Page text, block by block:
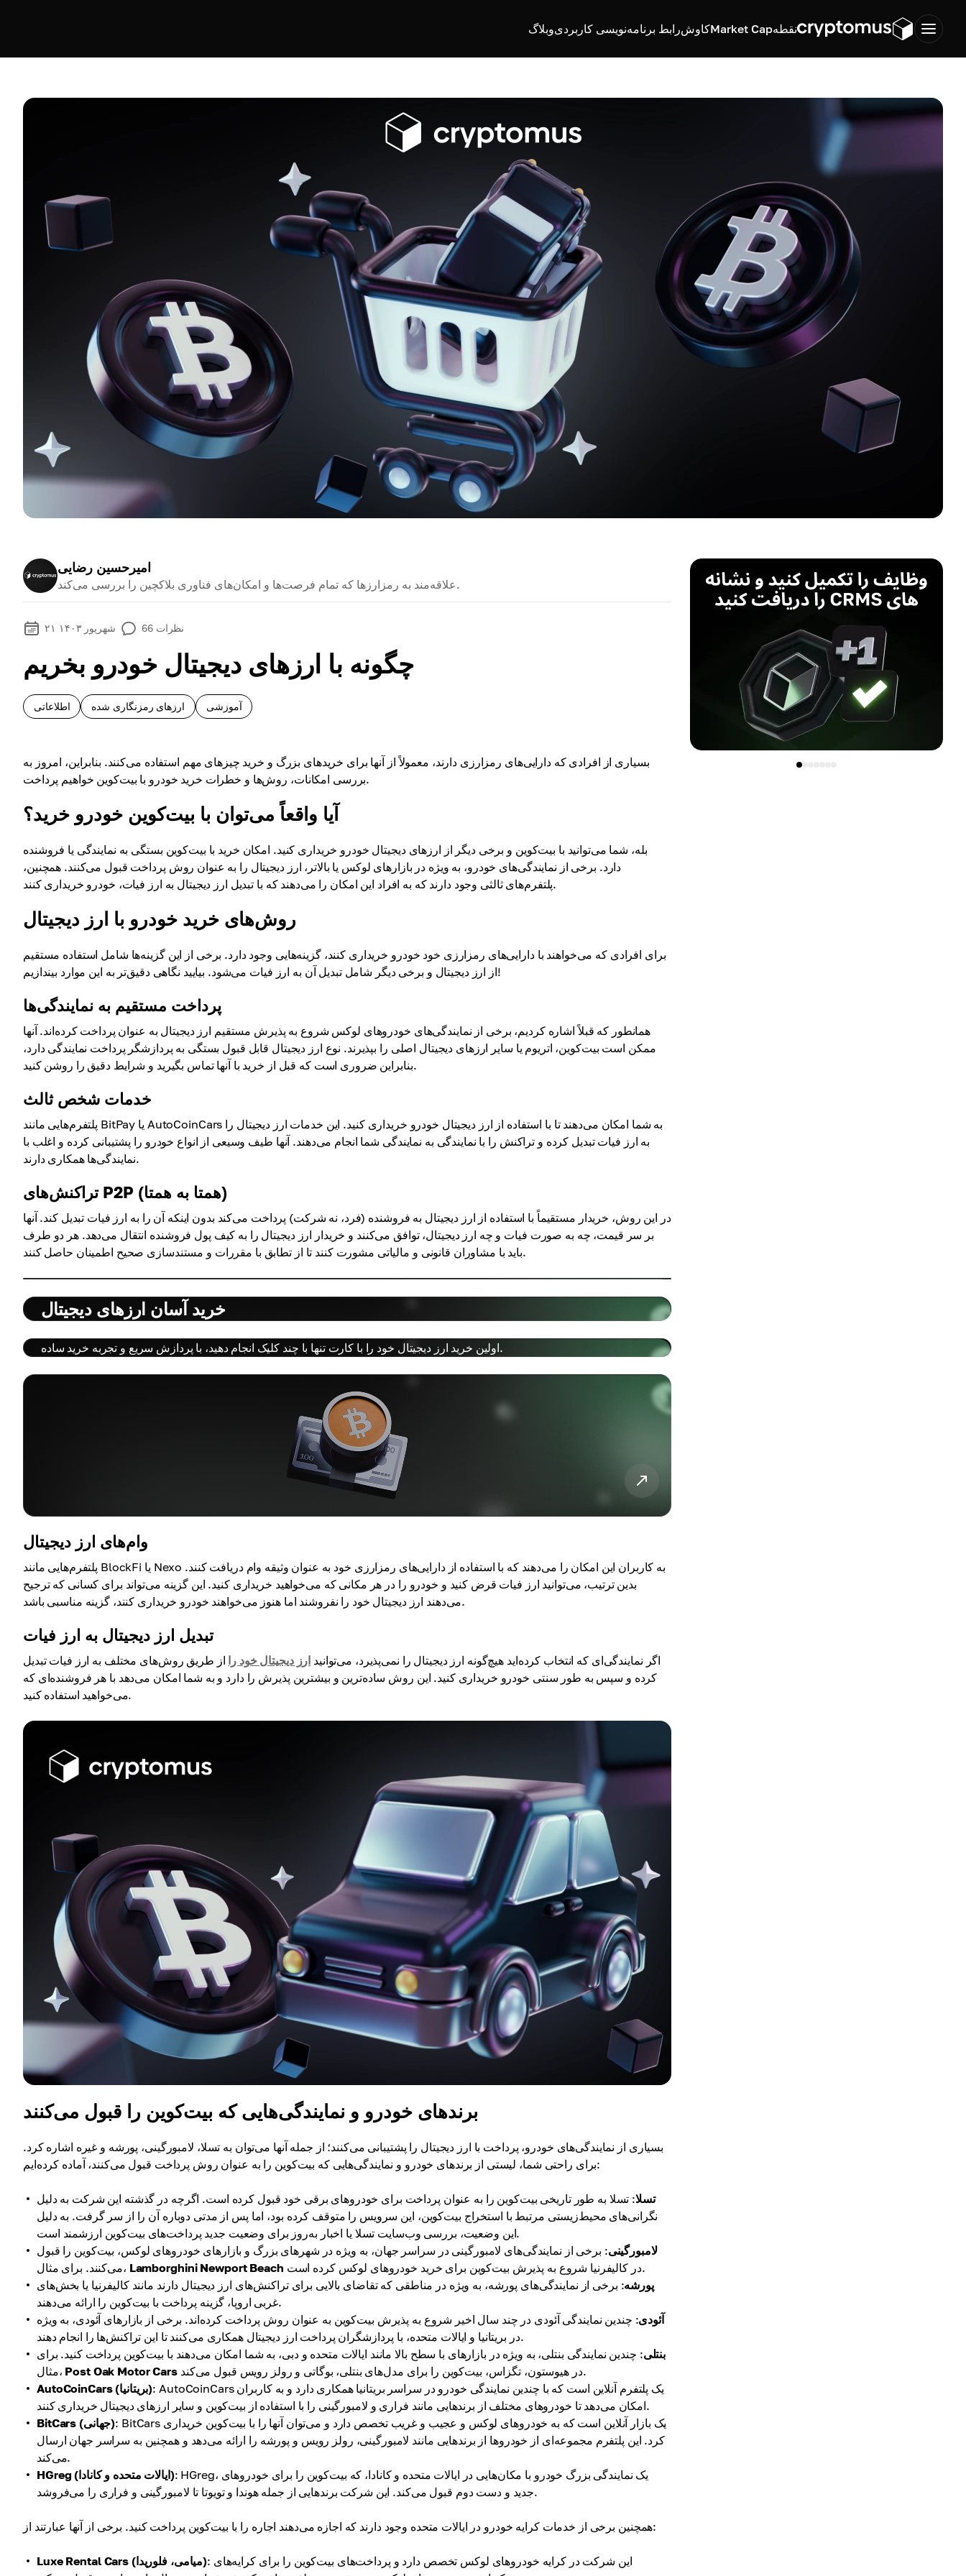
نقطهMarket Capکاوشرابط برنامه‌نویسی کاربردیوبلاگ
امیرحسین رضایی
علاقه‌مند به رمزارزها که تمام فرصت‌ها و امکان‌های فناوری بلاکچین را بررسی می‌کند.
۲۱ شهریور ۱۴۰۳ 66 نظرات
چگونه با ارزهای دیجیتال خودرو بخریم
اطلاعاتی ارزهای رمزنگاری شده آموزشی
بسیاری از افرادی که دارایی‌های رمزارزی دارند، معمولاً از آنها برای خریدهای بزرگ و خرید چیزهای مهم استفاده می‌کنند. بنابراین، امروز به
بررسی امکانات، روش‌ها و خطرات خرید خودرو با بیت‌کوین خواهیم پرداخت.
آیا واقعاً می‌توان با بیت‌کوین خودرو خرید؟
بله، شما می‌توانید با بیت‌کوین و برخی دیگر از ارزهای دیجیتال خودرو خریداری کنید. امکان خرید با بیت‌کوین بستگی به نمایندگی یا فروشنده
دارد. برخی از نمایندگی‌های خودرو، به ویژه در بازارهای لوکس یا بالاتر، ارز دیجیتال را به عنوان روش پرداخت قبول می‌کنند. همچنین،
پلتفرم‌های ثالثی وجود دارند که به افراد این امکان را می‌دهند که با تبدیل ارز دیجیتال به ارز فیات، خودرو خریداری کنند.
روش‌های خرید خودرو با ارز دیجیتال
برای افرادی که می‌خواهند با دارایی‌های رمزارزی خود خودرو خریداری کنند، گزینه‌هایی وجود دارد. برخی از این گزینه‌ها شامل استفاده مستقیم
از ارز دیجیتال و برخی دیگر شامل تبدیل آن به ارز فیات می‌شود. بیایید نگاهی دقیق‌تر به این موارد بیندازیم!
پرداخت مستقیم به نمایندگی‌ها
همانطور که قبلاً اشاره کردیم، برخی از نمایندگی‌های خودروهای لوکس شروع به پذیرش مستقیم ارز دیجیتال به عنوان پرداخت کرده‌اند. آنها
ممکن است بیت‌کوین، اتریوم یا سایر ارزهای دیجیتال اصلی را بپذیرند. نوع ارز دیجیتال قابل قبول بستگی به پردازشگر پرداخت نمایندگی دارد،
بنابراین ضروری است که قبل از خرید با آنها تماس بگیرید و شرایط دقیق را روشن کنید.
خدمات شخص ثالث
پلتفرم‌هایی مانند BitPay یا AutoCoinCars به شما امکان می‌دهند تا با استفاده از ارز دیجیتال خودرو خریداری کنید. این خدمات ارز دیجیتال را
به ارز فیات تبدیل کرده و تراکنش را با نمایندگی به نمایندگی شما انجام می‌دهند. آنها طیف وسیعی از انواع خودرو را پشتیبانی کرده و اغلب با
نمایندگی‌ها همکاری دارند.
تراکنش‌های P2P (همتا به همتا)
در این روش، خریدار مستقیماً با استفاده از ارز دیجیتال به فروشنده (فرد، نه شرکت) پرداخت می‌کند بدون اینکه آن را به ارز فیات تبدیل کند. آنها
بر سر قیمت، چه به صورت فیات و چه ارز دیجیتال، توافق می‌کنند و خریدار ارز دیجیتال را به کیف پول فروشنده انتقال می‌دهد. هر دو طرف
باید با مشاوران قانونی و مالیاتی مشورت کنند تا از تطابق با مقررات و مستندسازی صحیح اطمینان حاصل کنند.
خرید آسان ارزهای دیجیتال
اولین خرید ارز دیجیتال خود را با کارت تنها با چند کلیک انجام دهید، با پردازش سریع و تجربه خرید ساده.
وام‌های ارز دیجیتال
پلتفرم‌هایی مانند BlockFi یا Nexo به کاربران این امکان را می‌دهند که با استفاده از دارایی‌های رمزارزی خود به عنوان وثیقه وام دریافت کنند.
بدین ترتیب، می‌توانید ارز فیات قرض کنید و خودرو را در هر مکانی که می‌خواهید خریداری کنید. این گزینه می‌تواند برای کسانی که ترجیح
می‌دهند ارز دیجیتال خود را نفروشند اما هنوز می‌خواهند خودرو خریداری کنند، گزینه مناسبی باشد.
تبدیل ارز دیجیتال به ارز فیات
اگر نمایندگی‌ای که انتخاب کرده‌اید هیچ‌گونه ارز دیجیتال را نمی‌پذیرد، می‌توانید ارز دیجیتال خود را از طریق روش‌های مختلف به ارز فیات تبدیل
کرده و سپس به طور سنتی خودرو خریداری کنید. این روش ساده‌ترین و بیشترین پذیرش را دارد و به شما امکان می‌دهد با هر فروشنده‌ای که
می‌خواهید استفاده کنید.
برندهای خودرو و نمایندگی‌هایی که بیت‌کوین را قبول می‌کنند
بسیاری از نمایندگی‌های خودرو، پرداخت با ارز دیجیتال را پشتیبانی می‌کنند؛ از جمله آنها می‌توان به تسلا، لامبورگینی، پورشه و غیره اشاره کرد.
برای راحتی شما، لیستی از برندهای خودرو و نمایندگی‌هایی که بیت‌کوین را به عنوان روش پرداخت قبول می‌کنند، آماده کرده‌ایم:
تسلا: تسلا به طور تاریخی بیت‌کوین را به عنوان پرداخت برای خودروهای برقی خود قبول کرده است. اگرچه در گذشته این شرکت به دلیل
نگرانی‌های محیط‌زیستی مرتبط با استخراج بیت‌کوین، این سرویس را متوقف کرده بود، اما پس از مدتی دوباره آن را از سر گرفت. به دلیل
این وضعیت، بررسی وب‌سایت تسلا یا اخبار به‌روز برای وضعیت جدید پرداخت‌های بیت‌کوین ارزشمند است.
لامبورگینی: برخی از نمایندگی‌های لامبورگینی در سراسر جهان، به ویژه در شهرهای بزرگ و بازارهای خودروهای لوکس، بیت‌کوین را قبول
می‌کنند. برای مثال، Lamborghini Newport Beach
در کالیفرنیا شروع به پذیرش بیت‌کوین برای خرید خودروهای لوکس کرده است.
پورشه: برخی از نمایندگی‌های پورشه، به ویژه در مناطقی که تقاضای بالایی برای تراکنش‌های ارز دیجیتال دارند مانند کالیفرنیا یا بخش‌های
غربی اروپا، گزینه پرداخت با بیت‌کوین را ارائه می‌دهند.
آئودی: چندین نمایندگی آئودی در چند سال اخیر شروع به پذیرش بیت‌کوین به عنوان روش پرداخت کرده‌اند. برخی از بازارهای آئودی، به ویژه
در بریتانیا و ایالات متحده، با پردازشگران پرداخت ارز دیجیتال همکاری می‌کنند تا این تراکنش‌ها را انجام دهند.
بنتلی: چندین نمایندگی بنتلی، به ویژه در بازارهای با سطح بالا مانند ایالات متحده و دبی، به شما امکان می‌دهند با بیت‌کوین پرداخت کنید. برای
مثال، Post Oak Motor Cars
در هیوستون، تگزاس، بیت‌کوین را برای مدل‌های بنتلی، بوگاتی و رولز رویس قبول می‌کند.
AutoCoinCars (بریتانیا): AutoCoinCars یک پلتفرم آنلاین است که با چندین نمایندگی خودرو در سراسر بریتانیا همکاری دارد و به کاربران
امکان می‌دهد تا خودروهای مختلف از برندهایی مانند فراری و لامبورگینی را با استفاده از بیت‌کوین و سایر ارزهای دیجیتال خریداری کنند.
BitCars (جهانی): BitCars یک بازار آنلاین است که به خودروهای لوکس و عجیب و غریب تخصص دارد و می‌توان آنها را با بیت‌کوین خریداری
کرد. این پلتفرم مجموعه‌ای از خودروها از برندهایی مانند لامبورگینی، رولز رویس و پورشه را ارائه می‌دهد و همچنین به سراسر جهان ارسال
می‌کند.
HGreg (ایالات متحده و کانادا): HGreg، یک نمایندگی بزرگ خودرو با مکان‌هایی در ایالات متحده و کانادا، که بیت‌کوین را برای خودروهای
جدید و دست دوم قبول می‌کند. این شرکت برندهایی از جمله هوندا و تویوتا تا لامبورگینی و فراری را می‌فروشد.
همچنین برخی از خدمات کرایه خودرو در ایالات متحده وجود دارند که اجازه می‌دهند اجاره را با بیت‌کوین پرداخت کنید. برخی از آنها عبارتند از:
Luxe Rental Cars (میامی، فلوریدا): این شرکت در کرایه خودروهای لوکس تخصص دارد و پرداخت‌های بیت‌کوین را برای کرایه‌های